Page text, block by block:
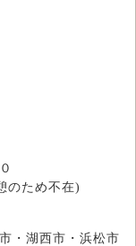
のため不在)
・湖西市・浜松市